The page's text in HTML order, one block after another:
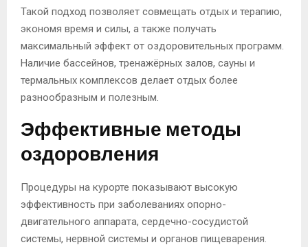
Такой подход позволяет совмещать отдых и терапию,
экономя время и силы, а также получать
максимальный эффект от оздоровительных программ.
Наличие бассейнов, тренажёрных залов, сауны и
термальных комплексов делает отдых более
разнообразным и полезным.
Эффективные методы
оздоровления
Процедуры на курорте показывают высокую
эффективность при заболеваниях опорно-
двигательного аппарата, сердечно-сосудистой
системы, нервной системы и органов пищеварения.